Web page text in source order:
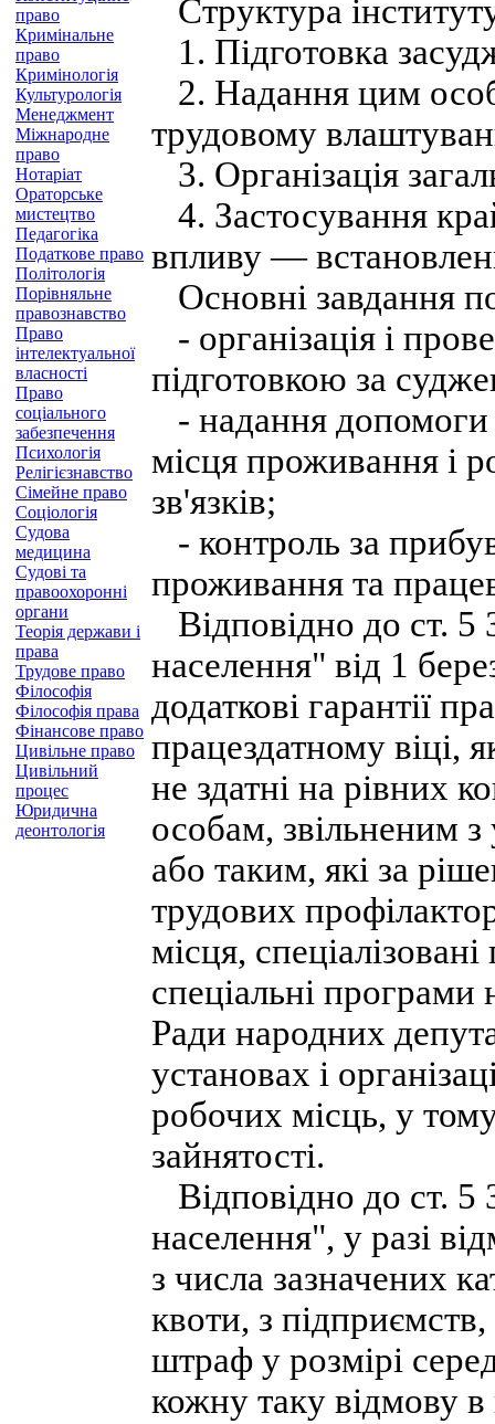
право
Кримінальне
право
Кримінологія
Культурологія
Менеджмент
Міжнародне
право
Нотаріат
Ораторське
мистецтво
Педагогіка
Податкове право
Політологія
Порівняльне
правознавство
Право
інтелектуальної
власності
Право
соціального
забезпечення
Психологія
Релігієзнавство
Сімейне право
Соціологія
Судова
медицина
Судові та
правоохоронні
органи
Теорія держави і
права
Трудове право
Філософія
Філософія права
Фінансове право
Цивільне право
Цивільний
процес
Юридична
деонтологія
Структура
1. Підготовка
2. Надання цим
трудовому
3. Організація
4. Застосування
впливу —
Основні завдання
- організація і
підготовкою за
- надання допомоги
місця проживання і
зв'язків;
- контроль за
проживання та
Відповідно до ст. 5
населення" від 1
додаткові гарантії
працездатному віці,
не здатні на рівних
особам, звільненим
або таким, які за
трудових
місця,
спеціальні
Ради народних
установах і
робочих місць, у
зайнятості.
Відповідно до ст. 5
населення", у разі
з числа зазначених
квоти, з підприємств,
штраф у розмірі
кожну таку відмову